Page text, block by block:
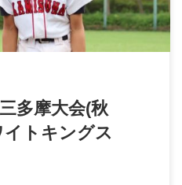
多摩大会(秋
トキングス